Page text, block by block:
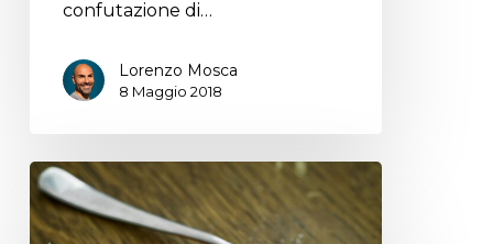
confutazione di…
Lorenzo Mosca
8 Maggio 2018